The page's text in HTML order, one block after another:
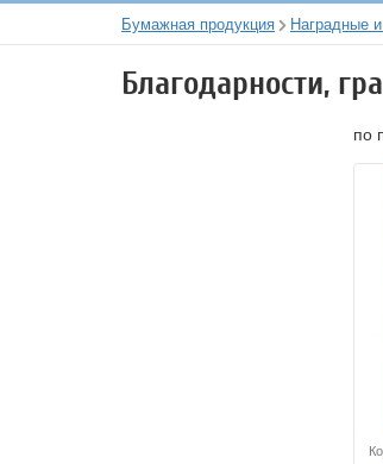
Бумажная продукция Наградные
Благодарности,
по